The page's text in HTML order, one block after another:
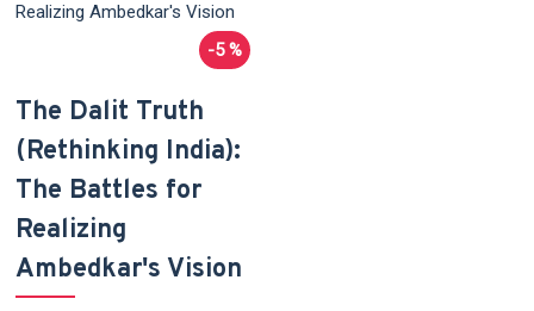
-5 %
The Dalit Truth
(Rethinking India):
The Battles for
Realizing
Ambedkar's Vision